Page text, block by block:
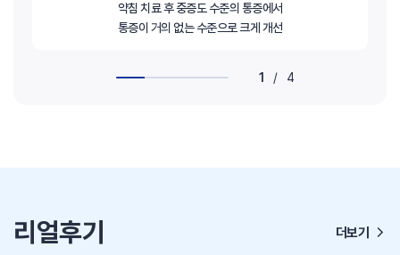
약침 치료 후 중증도 수준의 통증에서
통증이 거의 없는 수준으로 크게 개선
1 / 4
리얼후기 더보기